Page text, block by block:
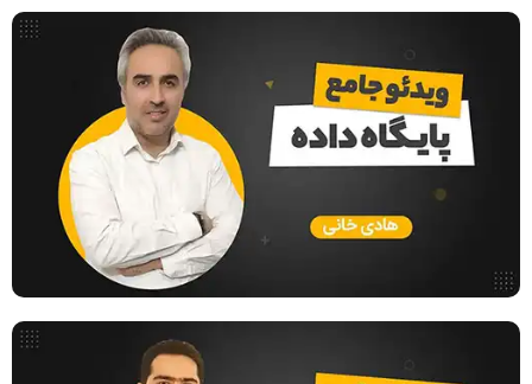
جزوه کامل و ویدیوهای خیلی خوب
نحوه انتقال دانش استاد رضوی بینظیر
است
ویدیوها خیلی جامع و کامل بودند واقعا تدریس اساتید عالی بودند
مدار منطقی
ساختمان داده
طراحی الگوریتم
فیلم حل سوال و تست
فناوری